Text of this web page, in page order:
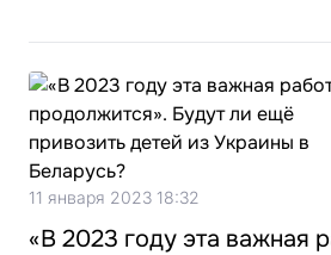
11 января 2023 18:32
«В 2023 году эта важная